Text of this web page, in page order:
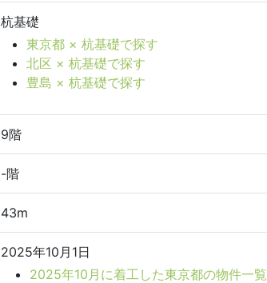
杭基礎
東京都 × 杭基礎で探す
北区 × 杭基礎で探す
豊島 × 杭基礎で探す
9階
-階
43m
2025年10月1日
2025年10月に着工した東京都の物件一覧